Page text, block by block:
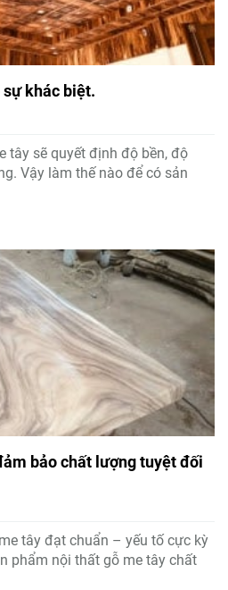
khác biệt.
tây sẽ quyết định độ bền, độ
Vậy làm thế nào để có sản
bảo chất lượng tuyệt đối
tây đạt chuẩn – yếu tố cực kỳ
phẩm nội thất gỗ me tây chất